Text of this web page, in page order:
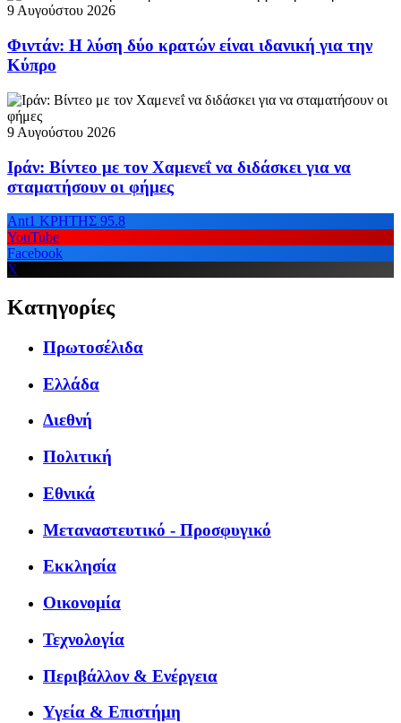
9 Αυγούστου 2026
Φιντάν: Η λύση δύο κρατών είναι ιδανική για την
Κύπρο
9 Αυγούστου 2026
Ιράν: Βίντεο με τον Χαμενεΐ να διδάσκει για να
σταματήσουν οι φήμες
Ant1 ΚΡΗΤΗΣ 95.8
YouTube
Facebook
X
Κατηγορίες
Πρωτοσέλιδα
Ελλάδα
Διεθνή
Πολιτική
Εθνικά
Μεταναστευτικό - Προσφυγικό
Εκκλησία
Οικονομία
Τεχνολογία
Περιβάλλον & Ενέργεια
Υγεία & Επιστήμη